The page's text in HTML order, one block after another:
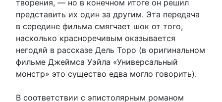
творения, — но в конечном итоге он решил
представить их один за другим. Эта передача
в середине фильма смягчает шок от того,
насколько красноречивым оказывается
негодяй в рассказе Дель Торо (в оригинальном
фильме Джеймса Уэйла «Универсальный
монстр» это существо едва могло говорить).
В соответствии с эпистолярным романом